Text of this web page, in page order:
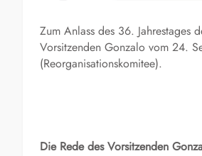
Zum Anlass des 36. Jahrestages
Vorsitzenden Gonzalo vom 24.
(Reorganisationskomitee).
Die Rede des Vorsitzenden